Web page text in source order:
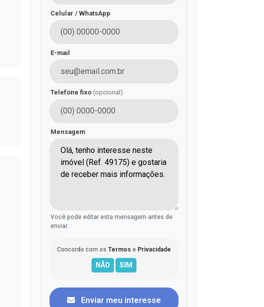
Celular / WhatsApp
E-mail
Telefone fixo (opcional)
Mensagem
Você pode editar esta mensagem antes de
enviar.
Concordo com os Termos e Privacidade
Enviar meu interesse